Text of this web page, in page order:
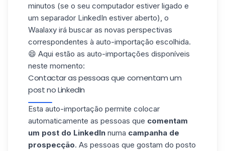
minutos (se o seu computador estiver ligado e
um separador LinkedIn estiver aberto), o
Waalaxy irá buscar as novas perspectivas
correspondentes à auto-importação escolhida.
😄 Aqui estão as auto-importações disponíveis
neste momento:
Contactar as pessoas que comentam um
post no LinkedIn
Esta auto-importação permite colocar
automaticamente as pessoas que comentam
um post do LinkedIn numa campanha de
prospecção. As pessoas que gostam do posto